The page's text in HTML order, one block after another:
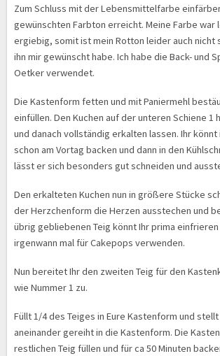
Zum Schluss mit der Lebensmittelfarbe
gewünschten Farbton erreicht. Meine Farbe war
ergiebig, somit ist mein Rotton leider auch nicht
ihn mir gewünscht habe. Ich habe die Back- und
Oetker verwendet.
Die Kastenform fetten und mit Paniermehl
einfüllen. Den Kuchen auf der unteren Schiene 1
und danach vollständig erkalten lassen. Ihr könnt
schon am Vortag backen und dann in den
lässt er sich besonders gut schneiden und
Den erkalteten Kuchen nun in größere Stücke
der Herzchenform die Herzen ausstechen und
übrig gebliebenen Teig könnt Ihr prima einfrieren
irgenwann mal für Cakepops verwenden.
Nun bereitet Ihr den zweiten Teig für den
wie Nummer 1 zu.
Füllt 1/4 des Teiges in Eure Kastenform und
aneinander gereiht in die Kastenform. Die
restlichen Teig füllen und für ca 50 Minuten